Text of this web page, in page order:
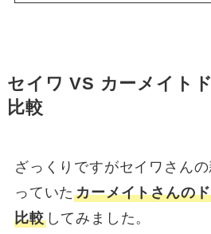
セイワ VS カーメイト
比較
ざっくりですがセイワさん
っていたカーメイトさんの
比較してみました。